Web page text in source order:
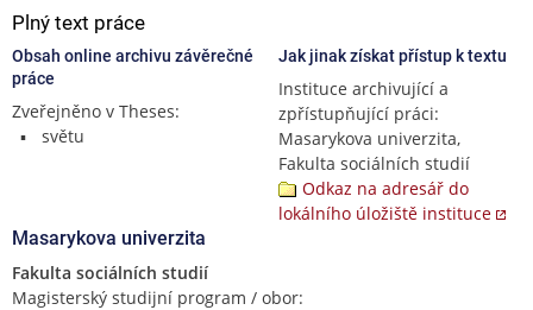
Plný text práce
Obsah online archivu závěrečné
práce
Zveřejněno v Theses:
světu
Jak jinak získat přístup k textu
Instituce archivující a
zpřístupňující práci:
Masarykova univerzita,
Fakulta sociálních studií
Odkaz na adresář do
lokálního úložiště instituce
Masarykova univerzita
Fakulta sociálních studií
Magisterský studijní program / obor: